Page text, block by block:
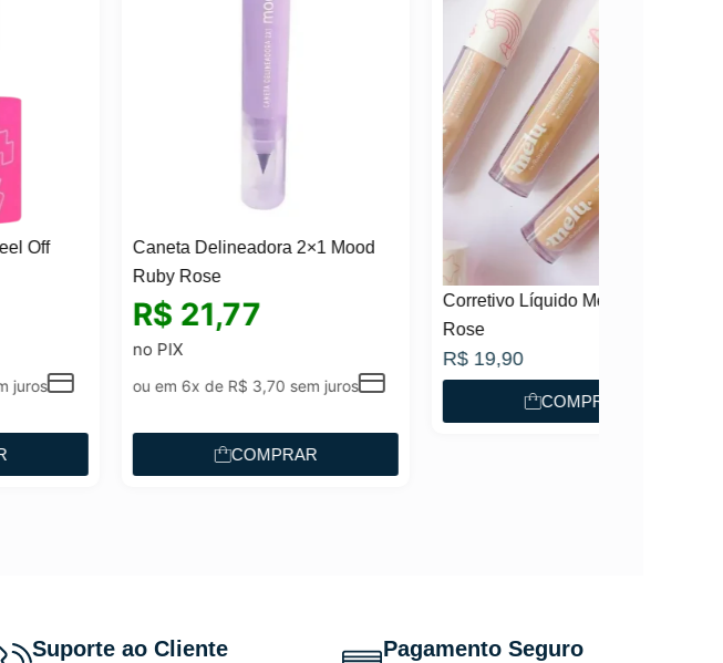
Caneta Delineadora 2×1 Mood
ou em 6x de 3,70 sem juros
Corretivo Líquido Melu by Ruby
Suporte ao Cliente Pagamento Seguro